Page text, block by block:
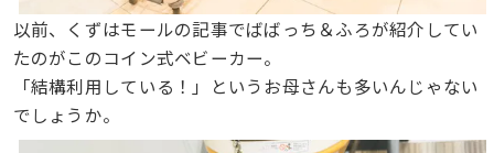
以前、くずはモールの記事でばばっち＆ふろが紹介してい
たのがこのコイン式ベビーカー。
「結構利用している！」というお母さんも多いんじゃない
でしょうか。